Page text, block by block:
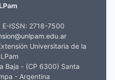
ISSN: 2718-7500
Universitaria de la
Baja - (CP 6300) Santa
- Argentina